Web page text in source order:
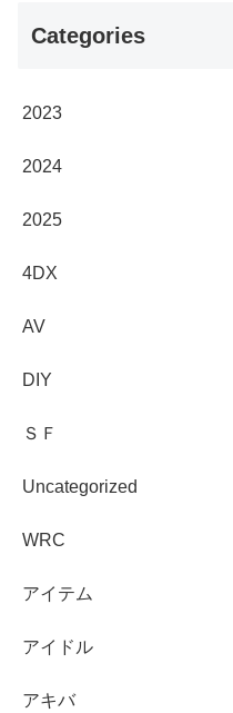
Categories
2023
2024
2025
4DX
AV
DIY
ＳＦ
Uncategorized
WRC
アイテム
アイドル
アキバ